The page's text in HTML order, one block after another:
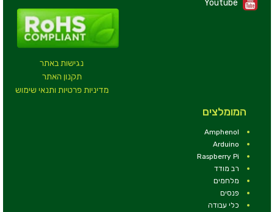
נגישות באתר
תקנון האתר
מדיניות פרטיות ותנאי שימוש
Youtube
המומלצים
Amphenol
Arduino
Raspberry Pi
רב מודד
מלחמים
פנסים
כלי עבודה